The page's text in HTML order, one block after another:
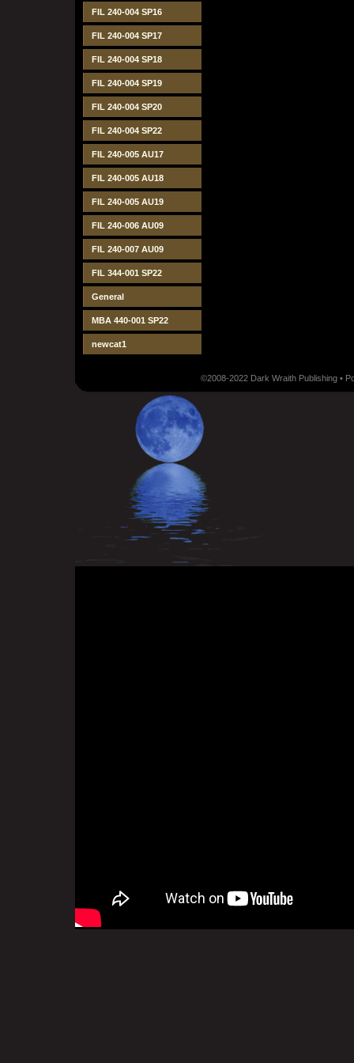
FIL 240-004 SP16
FIL 240-004 SP17
FIL 240-004 SP18
FIL 240-004 SP19
FIL 240-004 SP20
FIL 240-004 SP22
FIL 240-005 AU17
FIL 240-005 AU18
FIL 240-005 AU19
FIL 240-006 AU09
FIL 240-007 AU09
FIL 344-001 SP22
General
MBA 440-001 SP22
newcat1
©2008-2022 Dark Wraith Publishing •